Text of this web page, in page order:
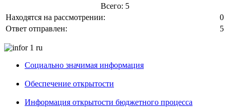
Всего: 5
Находятся на рассмотрении:
0
Ответ отправлен:
5
Социально значимая информация
Обеспечение открытости
Информация открытости бюджетного процесса